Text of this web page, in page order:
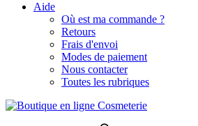
Aide
Où est ma commande ?
Retours
Frais d'envoi
Modes de paiement
Nous contacter
Toutes les rubriques